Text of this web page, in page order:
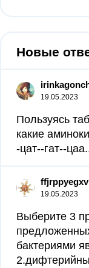
Новые
19.05.2023
Пользуясь
какие
-цат--гат--
19.05.2023
Выберите 3
бактериями